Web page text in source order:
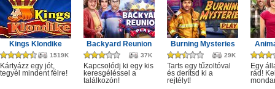
Kings Klondike
1519K
Kártyázz egy jót,
tegyél mindent félre!
Backyard Reunion
37K
Kapcsolódj ki egy kis
keresgéléssel a
találkozón!
Burning Mysteries
29K
Tarts egy tűzoltóval
és derítsd ki a
rejtélyt!
Egy
rád!